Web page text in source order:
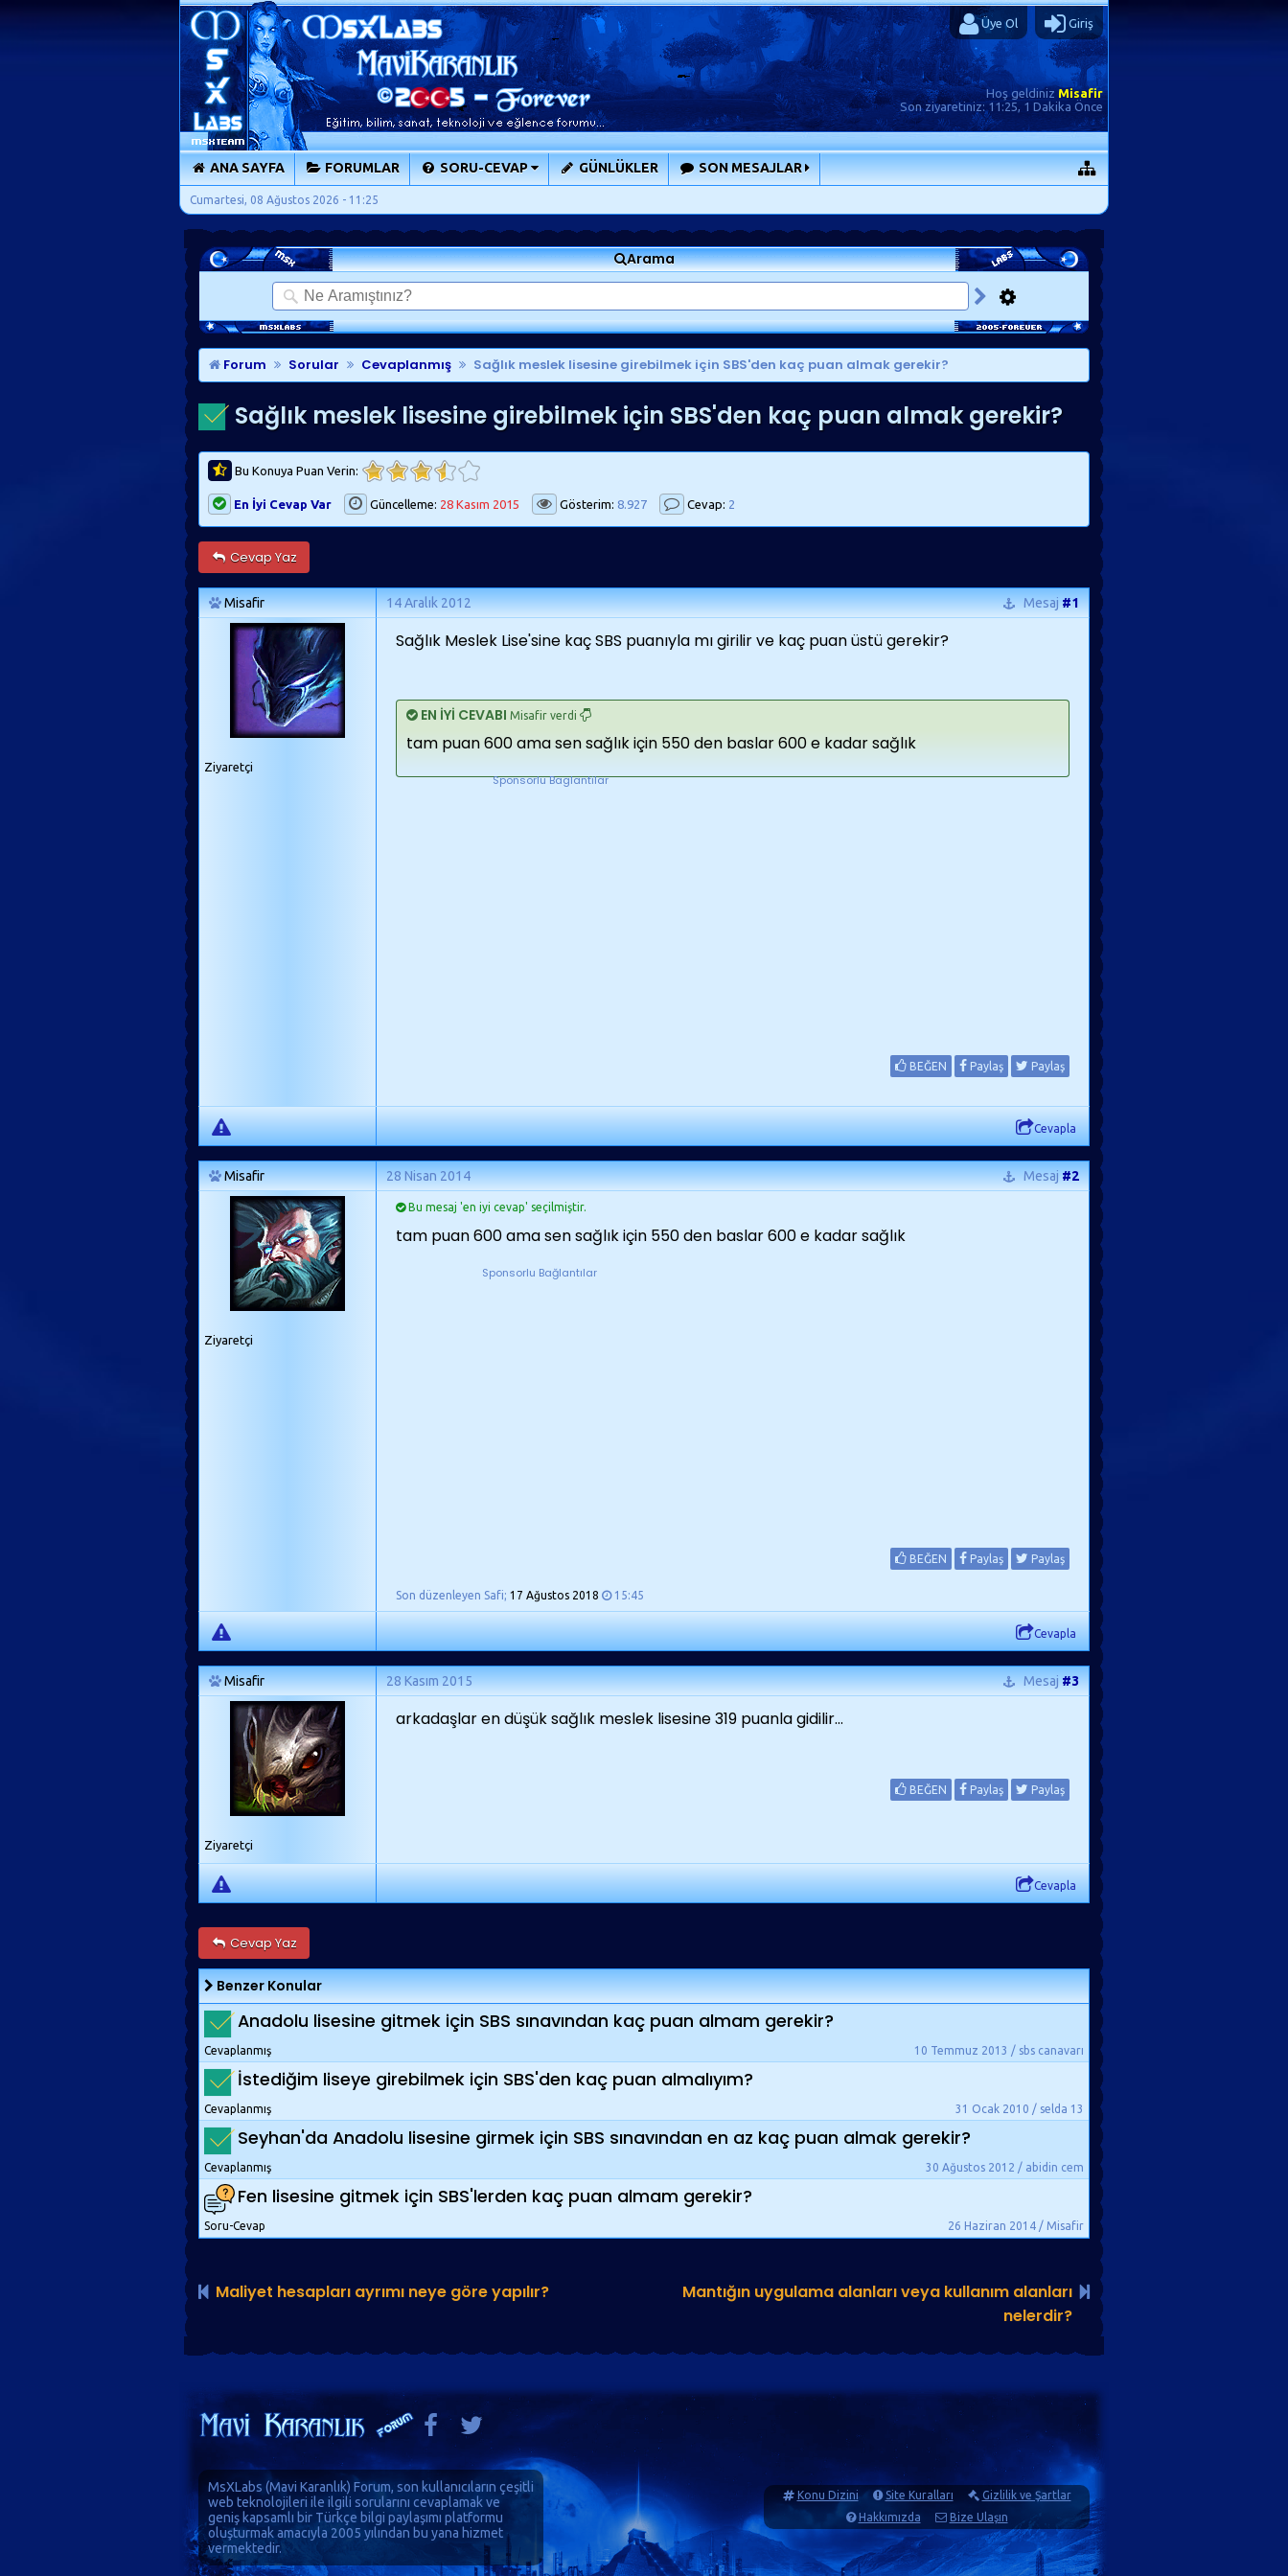
Üye Ol Giriş
Hoş geldiniz Misafir
Son ziyaretiniz:11:25, 1 Dakika Önce
ANA SAYFA FORUMLAR SORU-CEVAP GÜNLÜKLER SON MESAJLAR
Cumartesi, 08 Ağustos 2026 - 11:25
Arama
Forum Sorular Cevaplanmış Sağlık meslek lisesine girebilmek için SBS'den kaç puan almak gerekir?
Sağlık meslek lisesine girebilmek için SBS'den kaç puan almak gerekir?
Bu Konuya Puan Verin:
En İyi Cevap Var Güncelleme: 28 Kasım 2015 Gösterim: 8.927 Cevap: 2
Cevap Yaz
Misafir 14 Aralık 2012 Mesaj#1
Ziyaretçi
Sağlık Meslek Lise'sine kaç SBS puanıyla mı girilir ve kaç puan üstü gerekir?
EN İYİ CEVABI Misafir verdi
tam puan 600 ama sen sağlık için 550 den baslar 600 e kadar sağlık
Sponsorlu Baglantilar
BEĞEN Paylaş Paylaş
Cevapla
Misafir 28 Nisan 2014 Mesaj#2
Ziyaretçi
Bu mesaj 'en iyi cevap' seçilmiştir.
tam puan 600 ama sen sağlık için 550 den baslar 600 e kadar sağlık
Sponsorlu Bağlantılar
BEĞEN Paylaş Paylaş
Son düzenleyen Safi; 17 Ağustos 2018 15:45
Cevapla
Misafir 28 Kasım 2015 Mesaj#3
Ziyaretçi
arkadaşlar en düşük sağlık meslek lisesine 319 puanla gidilir...
BEĞEN Paylaş Paylaş
Cevapla
Cevap Yaz
Benzer Konular
Anadolu lisesine gitmek için SBS sınavından kaç puan almam gerekir?
10 Temmuz 2013 / sbs canavarı
Cevaplanmış
İstediğim liseye girebilmek için SBS'den kaç puan almalıyım?
31 Ocak 2010 / selda 13
Cevaplanmış
Seyhan'da Anadolu lisesine girmek için SBS sınavından en az kaç puan almak gerekir?
30 Ağustos 2012 / abidin cem
Cevaplanmış
Fen lisesine gitmek için SBS'lerden kaç puan almam gerekir?
26 Haziran 2014 / Misafir
Soru-Cevap
Maliyet hesapları ayrımı neye göre yapılır?
Mantığın uygulama alanları veya kullanım alanları
nelerdir?
MsXLabs (Mavi Karanlık) Forum, son kullanıcıların çeşitli
web teknolojileri ile ilgili sorularını cevaplamak ve
geniş kapsamlı bir Türkçe bilgi paylaşımı platformu
oluşturmak amacıyla 2005 yılından bu yana hizmet
vermektedir.
Konu Dizini Site Kuralları
Gizlilik ve Şartlar
Hakkımızda
Bize Ulaşın